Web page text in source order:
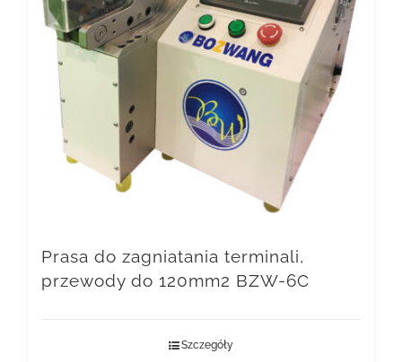
Prasa do zagniatania terminali,
przewody do 120mm2 BZW-6C
Szczegóły